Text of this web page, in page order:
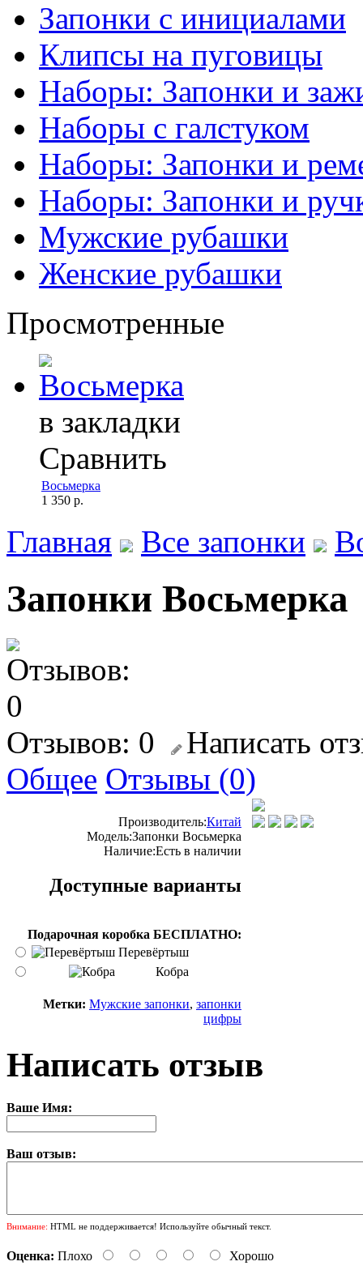
Запонки с инициалами
Клипсы на пуговицы
Наборы: Запонки и
Наборы с галстуком
Наборы: Запонки и
Наборы: Запонки и
Мужские рубашки
Женские рубашки
Просмотренные
в закладки
Сравнить
Восьмерка
1 350 р.
Главная Все запонки
Запонки Восьмерка
Отзывов: 0
Написать
Общее Отзывы (0)
Производитель:Китай
Модель:Запонки Восьмерка
Наличие:Есть в наличии
Доступные варианты
Подарочная коробка БЕСПЛАТНО:
Перевёртыш
Кобра
Метки: Мужские запонки, запонки
цифры
Написать отзыв
Ваше Имя:
Ваш отзыв:
Внимание: HTML не поддерживается! Используйте обычный текст.
Оценка: Плохо Хорошо